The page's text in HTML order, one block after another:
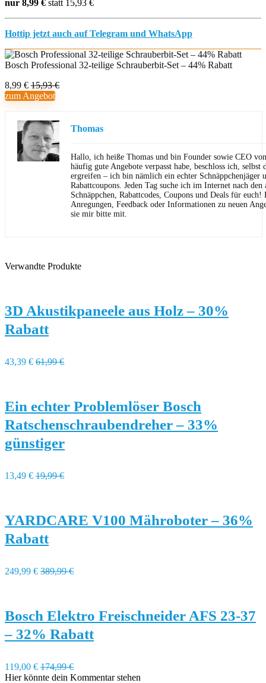
nur 8,99 € statt 15,93 €
Hottip jetzt auch auf Telegram und WhatsApp
Bosch Professional 32-teilige Schrauberbit-Set – 44% Rabatt
8,99 € 15,93 €
zum Angebot
Thomas
Hallo, ich heiße Thomas und bin Founder sowie CEO
häufig gute Angebote verpasst habe, beschloss ich,
ergreifen – ich bin nämlich ein echter Schnäppchenjäger
Rabattcoupons. Jeden Tag suche ich im Internet nach den
Schnäppchen, Rabattcodes, Coupons und Deals für euch!
Anregungen, Feedback oder Informationen zu neuen
sie mir bitte mit.
Verwandte Produkte
3D Akustikpaneele aus Holz – 30%
Rabatt
43,39 € 61,99 €
Ein echter Problemlöser Bosch
Ratschenschraubendreher – 33%
günstiger
13,49 € 19,99 €
YARDCARE V100 Mähroboter – 36%
Rabatt
249,99 € 389,99 €
Bosch Elektro Freischneider AFS 23-37
– 32% Rabatt
119,00 € 174,99 €
Hier könnte dein Kommentar stehen